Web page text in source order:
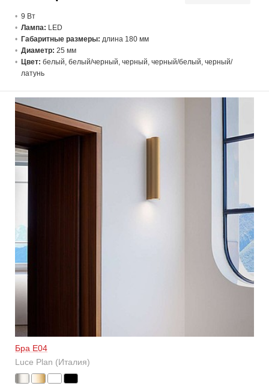
9 Вт
Лампа: LED
Габаритные размеры: длина 180 мм
Диаметр: 25 мм
Цвет: белый, белый/черный, черный, черный/белый, черный/
латунь
Бра E04
Luce Plan (Италия)